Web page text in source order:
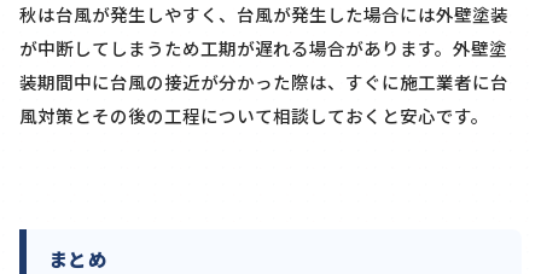
秋は台風が発生しやすく、台風が発生した場合には外壁塗装
が中断してしまうため工期が遅れる場合があります。外壁塗
装期間中に台風の接近が分かった際は、すぐに施工業者に台
風対策とその後の工程について相談しておくと安心です。
まとめ